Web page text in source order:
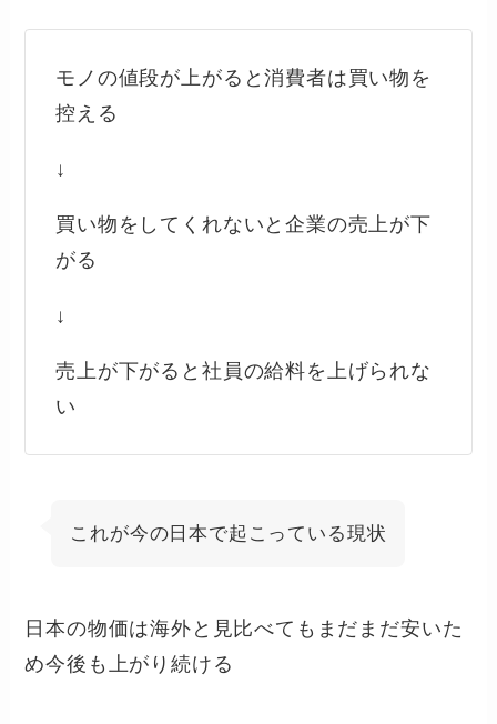
モノの値段が上がると消費者は買い物を
控える
↓
買い物をしてくれないと企業の売上が下
がる
↓
売上が下がると社員の給料を上げられな
い
これが今の日本で起こっている現状
日本の物価は海外と見比べてもまだまだ安いた
め今後も上がり続ける